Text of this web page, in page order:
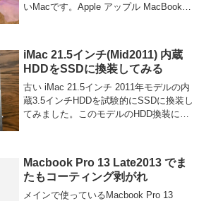
いMacです。Apple アップル MacBook
iMac 21.5インチ(Mid2011) 内蔵
HDDをSSDに換装してみる
古い iMac 21.5インチ 2011年モデルの内
蔵3.5インチHDDを試験的にSSDに換装し
てみました。このモデルのHDD換装にお
Macbook Pro 13 Late2013 でま
たもコーティング剥がれ
メインで使っているMacbook Pro 13